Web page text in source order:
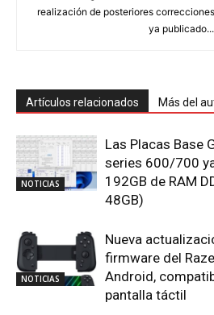
realización de posteriores
ya publicado...
Artículos relacionados Más del
NOTICIAS
Las Placas Base
series 600/700
192GB de RAM
48GB)
NOTICIAS
Nueva
firmware del
Android,
pantalla táctil